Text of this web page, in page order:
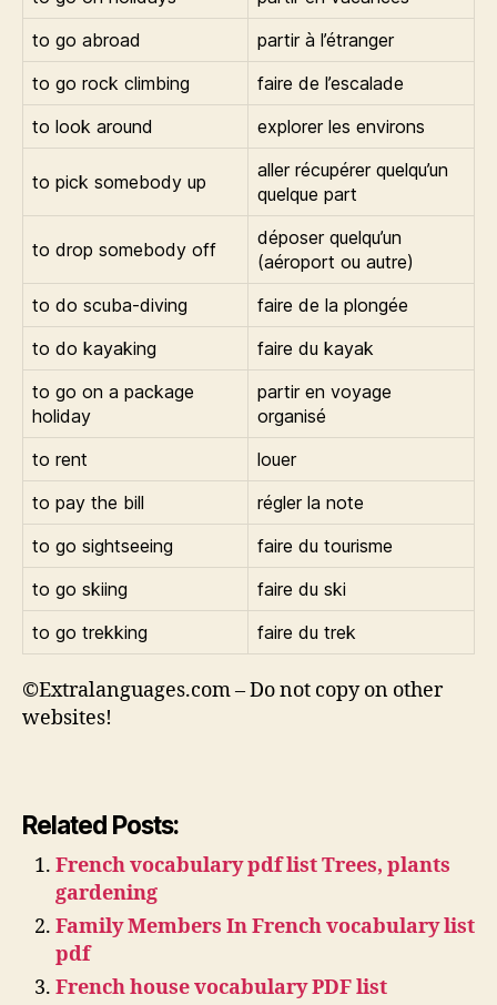
to go abroad
partir à l’étranger
to go rock climbing
faire de l’escalade
to look around
explorer les environs
to pick somebody up
aller récupérer quelqu’un
quelque part
to drop somebody off
déposer quelqu’un
(aéroport ou autre)
to do scuba-diving
faire de la plongée
to do kayaking
faire du kayak
to go on a package
holiday
partir en voyage
organisé
to rent
louer
to pay the bill
régler la note
to go sightseeing
faire du tourisme
to go skiing
faire du ski
to go trekking
faire du trek
©Extralanguages.com – Do not copy on other
websites!
Related Posts:
French vocabulary pdf list Trees, plants
gardening
Family Members In French vocabulary list
pdf
French house vocabulary PDF list